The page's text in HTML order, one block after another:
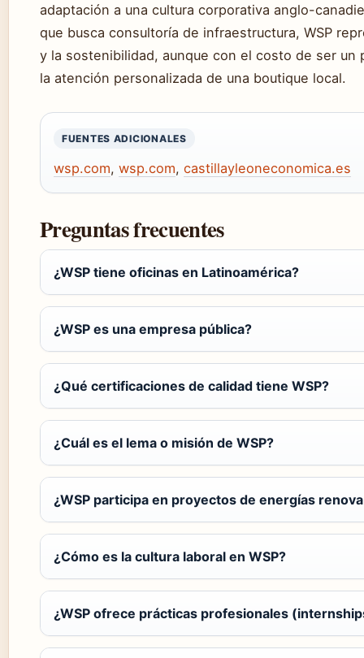
adaptación a una cultura corporativa anglo-
que busca consultoría de infraestructura, WSP
y la sostenibilidad, aunque con el costo de ser
la atención personalizada de una boutique local.
FUENTES ADICIONALES
wsp.com, wsp.com, castillayleoneconomica.es
Preguntas frecuentes
¿WSP tiene oficinas en Latinoamérica?
¿WSP es una empresa pública?
¿Qué certificaciones de calidad tiene WSP?
¿Cuál es el lema o misión de WSP?
¿WSP participa en proyectos de energías
¿Cómo es la cultura laboral en WSP?
¿WSP ofrece prácticas profesionales